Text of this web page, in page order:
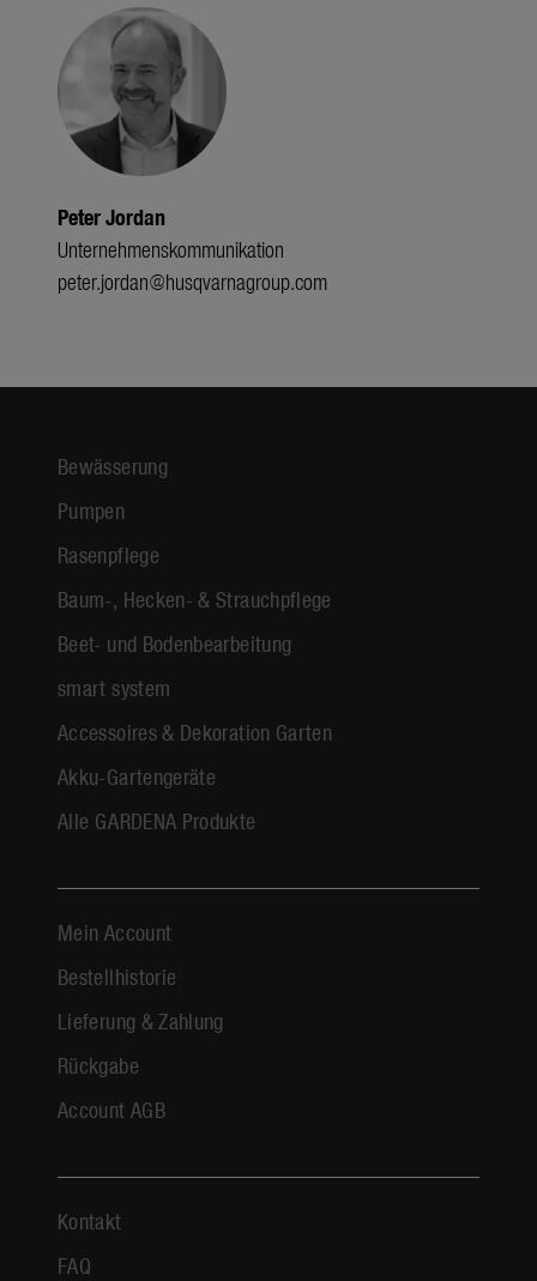
Peter Jordan
Unternehmenskommunikation
peter.jordan@husqvarnagroup.com
Bewässerung
Pumpen
Rasenpflege
Baum-, Hecken- & Strauchpflege
Beet- und Bodenbearbeitung
smart system
Accessoires & Dekoration Garten
Akku-Gartengeräte
Alle GARDENA Produkte
Mein Account
Bestellhistorie
Lieferung & Zahlung
Rückgabe
Account AGB
Kontakt
FAQ